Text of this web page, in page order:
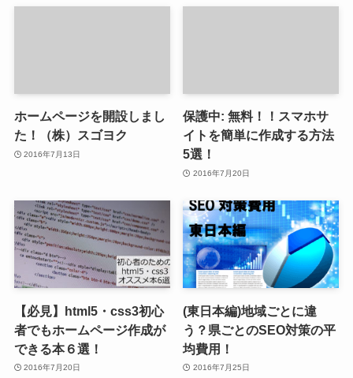
ホームページを開設しまし
た！（株）スゴヨク
2016年7月13日
保護中: 無料！！スマホサ
イトを簡単に作成する方法
5選！
2016年7月20日
【必見】html5・css3初心
者でもホームページ作成が
できる本６選！
2016年7月20日
(東日本編)地域ごとに違
う？県ごとのSEO対策の平
均費用！
2016年7月25日